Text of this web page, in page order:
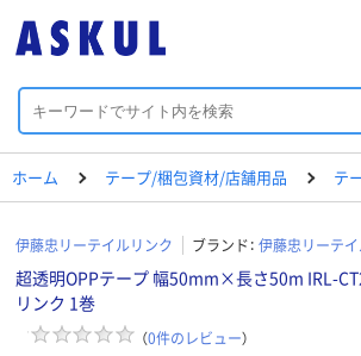
ホーム テープ/梱包資材/店舗用品 テ
伊藤忠リーテイルリンク ブランド： 伊藤忠リーテ
超透明OPPテープ 幅50mm×長さ50m IRL-
リンク 1巻
（0件のレビュー）